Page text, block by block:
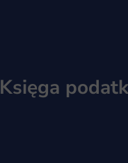
Księga